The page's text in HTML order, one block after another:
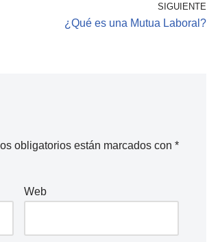
SIGUIENTE
¿Qué es una Mutua Laboral?
obligatorios están marcados con *
Web